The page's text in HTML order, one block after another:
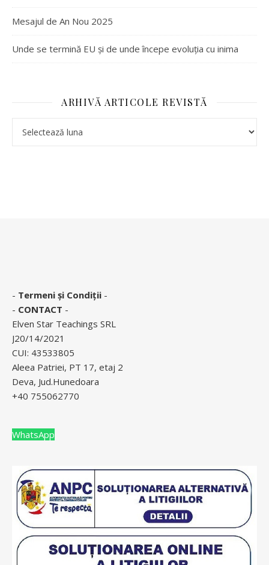
Mesajul de An Nou 2025
Unde se termină EU și de unde începe evoluția cu inima
ARHIVĂ ARTICOLE REVISTĂ
- Termeni și Condiții -
- CONTACT -
Elven Star Teachings SRL
J20/14/2021
CUI: 43533805
Aleea Patriei, PT 17, etaj 2
Deva, Jud.Hunedoara
+40 755062770
WhatsApp